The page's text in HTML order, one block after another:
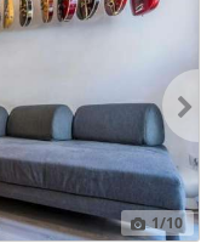
1/10